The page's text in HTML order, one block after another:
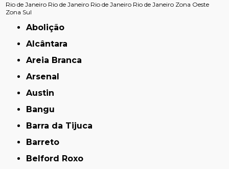
Rio de Janeiro Rio de Janeiro Rio de Janeiro Rio de Janeiro Zona Oeste
Zona Sul
Abolição
Alcântara
Areia Branca
Arsenal
Austin
Bangu
Barra da Tijuca
Barreto
Belford Roxo